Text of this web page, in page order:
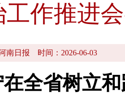
工作推进
南日报 时间：2026-06-03
全省树立